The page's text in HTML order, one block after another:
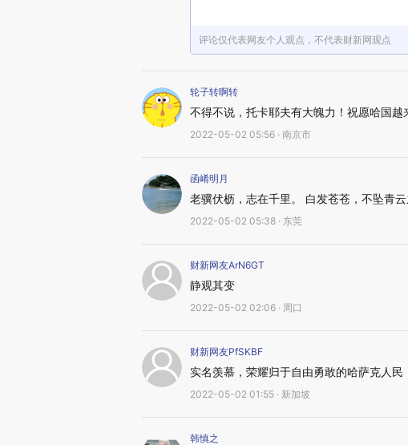
评论仅代表网友个人观点，不代表财新网观点
轮子转啊转
不得不说，托卡耶夫有大魄力！祝愿哈国越
2022-05-02 05:56 · 南京市
函崤明月
老骥伏枥，志在千里。 白发苍苍，不坠青云
2022-05-02 05:38 · 东莞
财新网友ArN6GT
静观其变
2022-05-02 02:06 · 周口
财新网友PfSKBF
实名羡慕，荣耀归于自由勇敢的哈萨克人民
2022-05-02 01:55 · 新加坡
韩慎之